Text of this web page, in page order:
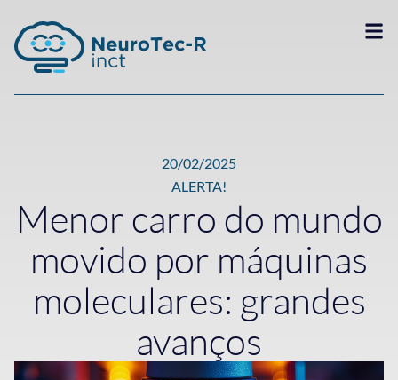
20/02/2025
ALERTA!
Menor carro do mundo
movido por máquinas
moleculares: grandes
avanços